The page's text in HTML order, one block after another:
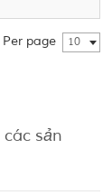
Per page 10
sản